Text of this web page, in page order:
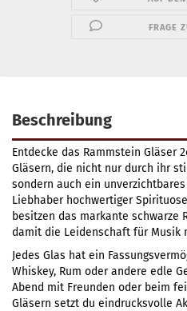
FRAGE
Beschreibung
Entdecke das Rammstein Gläser
Gläsern, die nicht nur durch ihr
sondern auch ein
Liebhaber hochwertiger
besitzen das markante schwarze
damit die Leidenschaft für Musik
Jedes Glas hat ein
Whiskey, Rum oder andere edle
Abend mit Freunden oder beim
Gläsern setzt du eindrucksvolle